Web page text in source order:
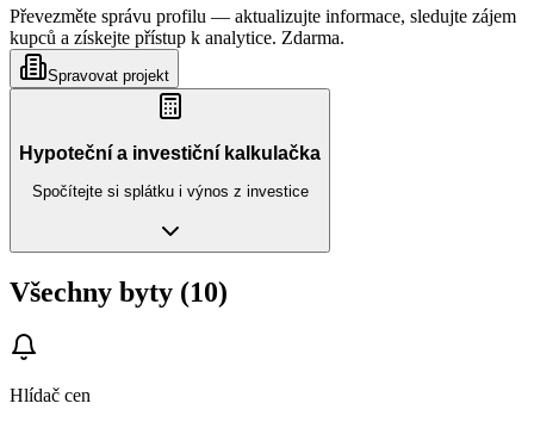
Převezměte správu profilu — aktualizujte informace, sledujte zájem
kupců a získejte přístup k analytice. Zdarma.
Spravovat projekt
Hypoteční a investiční kalkulačka
Spočítejte si splátku i výnos z investice
Všechny byty (10)
Hlídač cen